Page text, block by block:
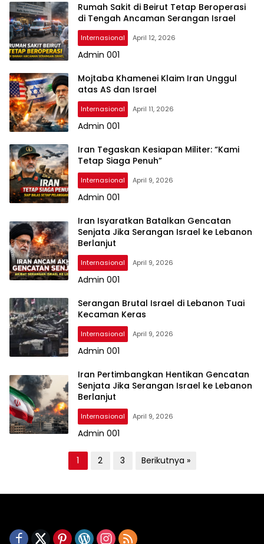
Rumah Sakit di Beirut Tetap Beroperasi
di Tengah Ancaman Serangan Israel
Internasional April 12, 2026
Admin 001
Mojtaba Khamenei Klaim Iran Unggul
atas AS dan Israel
Internasional April 11, 2026
Admin 001
Iran Tegaskan Kesiapan Militer: “Kami
Tetap Siaga Penuh”
Internasional April 9, 2026
Admin 001
Iran Isyaratkan Batalkan Gencatan
Senjata Jika Serangan Israel ke Lebanon
Berlanjut
Internasional April 9, 2026
Admin 001
Serangan Brutal Israel di Lebanon Tuai
Kecaman Keras
Internasional April 9, 2026
Admin 001
Iran Pertimbangkan Hentikan Gencatan
Senjata Jika Serangan Israel ke Lebanon
Berlanjut
Internasional April 9, 2026
Admin 001
g
n
1 2 3 Berikutnya »